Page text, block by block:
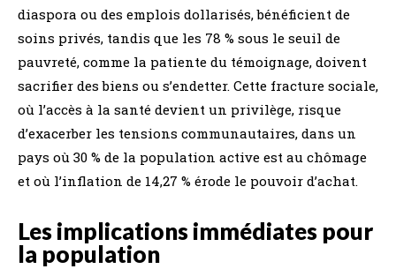
diaspora ou des emplois dollarisés, bénéficient de
soins privés, tandis que les 78 % sous le seuil de
pauvreté, comme la patiente du témoignage, doivent
sacrifier des biens ou s’endetter. Cette fracture sociale,
où l’accès à la santé devient un privilège, risque
d’exacerber les tensions communautaires, dans un
pays où 30 % de la population active est au chômage
et où l’inflation de 14,27 % érode le pouvoir d’achat.
Les implications immédiates pour
la population